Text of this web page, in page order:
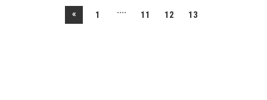
« 1 .... 11 12 13